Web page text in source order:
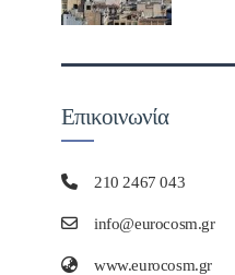
Επικοινωνία
210 2467 043
info@eurocosm.gr
www.eurocosm.gr